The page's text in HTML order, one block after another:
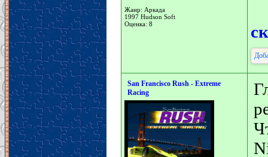
Жанр: Аркада
1997 Hudson Soft
Оценка: 8
San Francisco Rush - Extreme
Racing